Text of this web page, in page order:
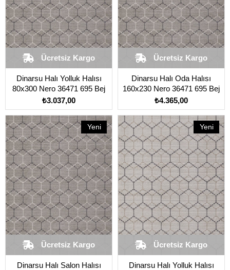
Dinarsu Halı Yolluk Halısı
80x300 Nero 36471 695 Bej
₺3.037,00
Ücretsiz Kargo
Dinarsu Halı Oda Halısı
160x230 Nero 36471 695 Bej
₺4.365,00
Ücretsiz Kargo
Dinarsu Halı Salon Halısı
Ücretsiz Kargo
Yeni
Ürün
Dinarsu Halı Yolluk Halısı
Ücretsiz Kargo
Yeni
Ürün